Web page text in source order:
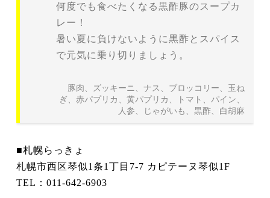
何度でも食べたくなる黒酢豚のスープカ
レー！
暑い夏に負けないように黒酢とスパイス
で元気に乗り切りましょう。
豚肉、ズッキーニ、ナス、ブロッコリー、玉ね
ぎ、赤パプリカ、黄パプリカ、トマト、パイン、
人参、じゃがいも、黒酢、白胡麻
■札幌らっきょ
札幌市西区琴似1条1丁目7-7 カピテーヌ琴似1F
TEL：011-642-6903